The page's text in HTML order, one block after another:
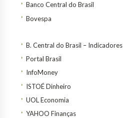
Banco Central do Brasil
Bovespa
B. Central do Brasil – Indicadores
Portal Brasil
InfoMoney
ISTOÉ Dinheiro
UOL Economia
YAHOO Finanças